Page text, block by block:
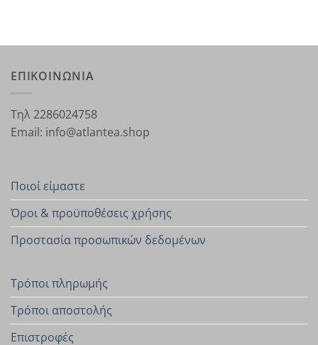
ΕΠΙΚΟΙΝΩΝΙΑ
Τηλ 2286024758
Email: info@atlantea.shop
Ποιοί είμαστε
Όροι & προϋποθέσεις χρήσης
Προστασία προσωπικών δεδομένων
Τρόποι πληρωμής
Τρόποι αποστολής
Επιστροφές